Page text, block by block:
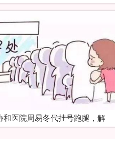
和医院周易冬代挂号跑腿，解